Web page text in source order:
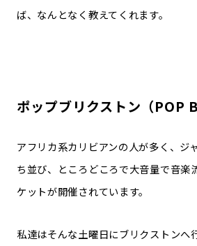
ば、なんとなく教えてくれます。
ポップブリクストン（POP
アフリカ系カリビアンの人が多く、ジ
ち並び、ところどころで大音量で音楽
ケットが開催されています。
私達はそんな土曜日にブリクストンへ